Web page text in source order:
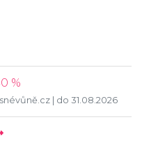
%
| do 31.08.2026